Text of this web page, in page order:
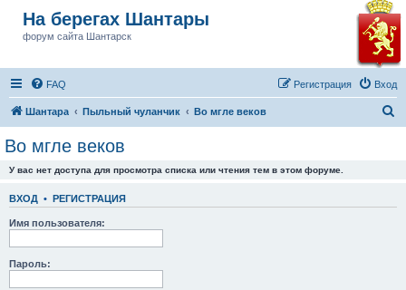
На берегах Шантары
форум сайта Шантарск
FAQ Вход
Регистрация
Шантара Пыльный чуланчик Во мгле веков
Во мгле веков
У вас нет доступа для просмотра списка или чтения тем в этом форуме.
ВХОД • РЕГИСТРАЦИЯ
Имя пользователя:
Пароль: